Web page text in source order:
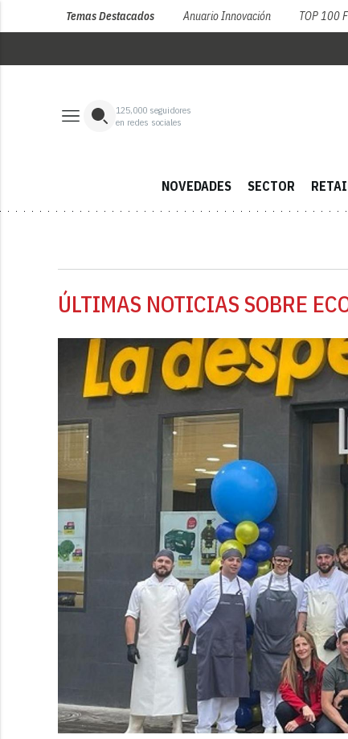
Temas Destacados Anuario Innovación TOP 100
125,000 seguidores
en redes sociales
NOVEDADES SECTOR
ÚLTIMAS NOTICIAS SOBRE